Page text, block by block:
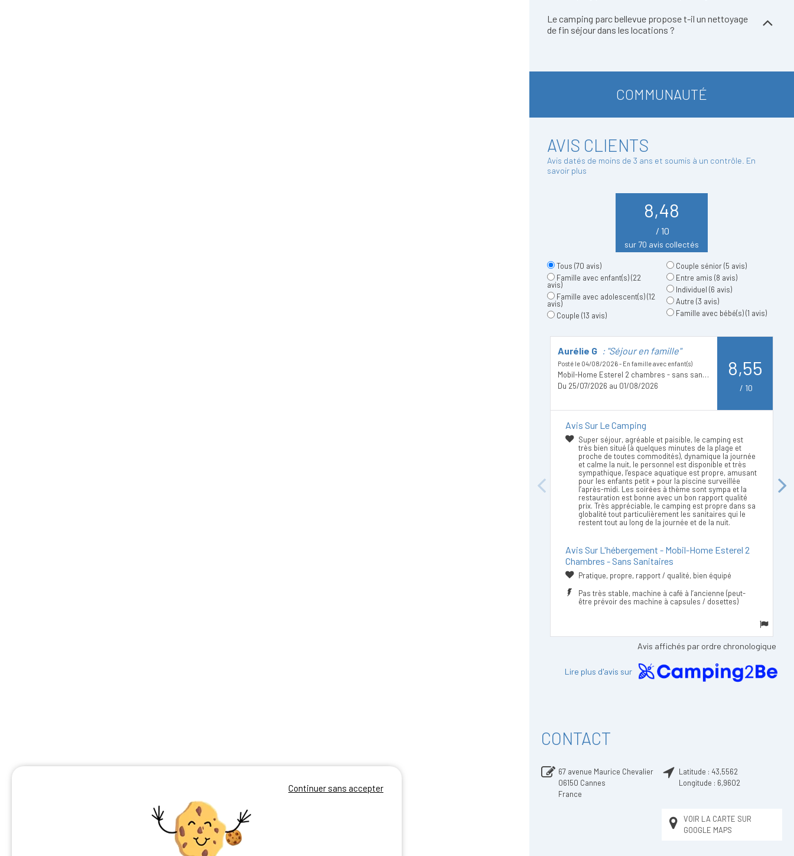
Le camping parc bellevue propose t-il un nettoyage
de fin séjour dans les locations ?
COMMUNAUTÉ
AVIS CLIENTS
Avis datés de moins de 3 ans et soumis à un contrôle. En
savoir plus
8,48
/ 10
sur 70 avis collectés
Tous (70 avis)
Famille avec enfant(s)(22
avis)
Famille avec adolescent(s)(12
avis)
Couple (13 avis)
Couple sénior(5 avis)
Entre amis (8 avis)
Individuel (6 avis)
Autre (3 avis)
Famille avec bébé(s)(1 avis)
Previous
Aurélie G : "Séjour en famille"
Posté le 04/08/2026 - En famille avec enfant(s)
Mobil-Home Esterel 2 chambres - sans sanitaires
Du 25/07/2026 au 01/08/2026
8,55
/ 10
Avis Sur Le Camping
Super séjour, agréable et paisible, le camping est
très bien situé (à quelques minutes de la plage et
proche de toutes commodités), dynamique la journée
et calme la nuit, le personnel est disponible et très
sympathique, l’espace aquatique est propre, amusant
pour les enfants petit + pour la piscine surveillée
l’après-midi. Les soirées à thème sont sympa et la
restauration est bonne avec un bon rapport qualité
prix. Très appréciable, le camping est propre dans sa
globalité tout particulièrement les sanitaires qui le
restent tout au long de la journée et de la nuit.
Avis Sur L'hébergement - Mobil-Home Esterel 2
Chambres - Sans Sanitaires
Pratique, propre, rapport / qualité, bien équipé
Pas très stable, machine à café à l’ancienne (peut-
être prévoir des machine à capsules / dosettes)
Next
Avis affichés par ordre chronologique
Lire plus d'avis sur
CONTACT
67 avenue Maurice Chevalier
06150 Cannes
France
Latitude : 43,5562
Longitude : 6,9602
VOIR LA CARTE SUR
GOOGLE MAPS
Continuer sans accepter